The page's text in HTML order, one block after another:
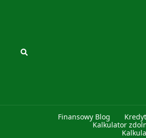
Szukaj
Finansowy Blog
Kalkulator